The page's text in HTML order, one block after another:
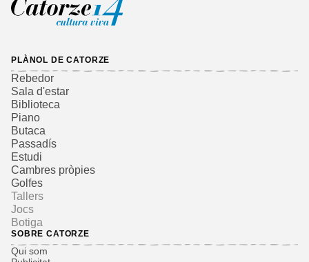
PLÀNOL DE CATORZE
Rebedor
Sala d'estar
Biblioteca
Piano
Butaca
Passadís
Estudi
Cambres pròpies
Golfes
Tallers
Jocs
Botiga
SOBRE CATORZE
Qui som